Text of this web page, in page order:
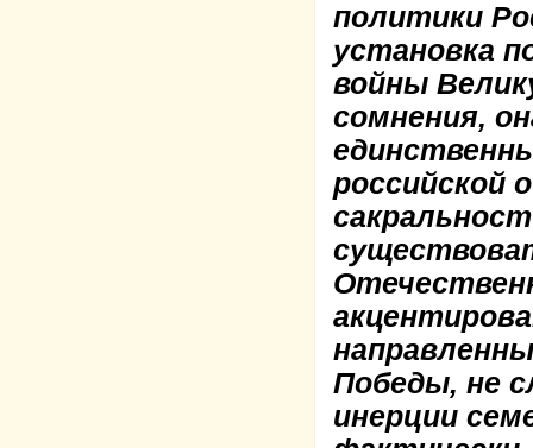
политики
установка
войны
сомнения,
российской
Победы, не
инерции